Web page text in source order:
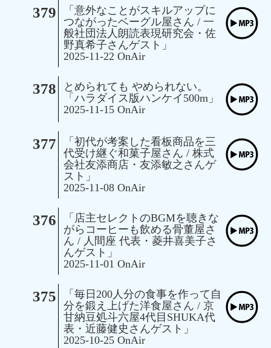
379
「意外なことがスキルアップに
つながったベーグル屋さん / 一
般社団法人朗読表現研究会・佐
野真希子さんゲスト」
2025-11-22 OnAir
378
とめられても やめられない。
「ハラダイス版ハンケイ500m」
2025-11-15 OnAir
377
「初代が考案した看板商品を三
代受け継ぐ和菓子屋さん / 株式
会社友添商店・友添敏之さんゲ
スト」
2025-11-08 OnAir
376
「店主セレクトのBGMを聴きな
がらコーヒーも飲める骨董屋さ
ん / 人間座 代表・菱井喜美子さ
んゲスト」
2025-11-01 OnAir
375
「毎日200人分の食事を作って自
分を鍛え上げた洋食屋さん / 京
甘納豆処斗六屋4代目SHUKA代
表・近藤健史さんゲスト」
2025-10-25 OnAir